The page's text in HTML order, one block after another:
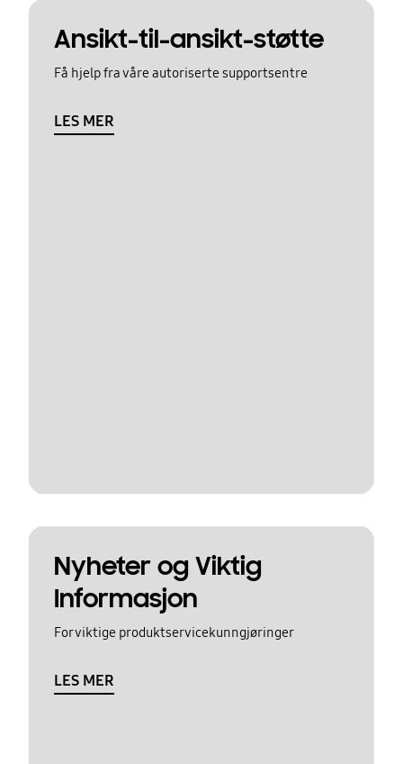
Ansikt-til-ansikt-støtte
Få hjelp fra våre autoriserte supportsentre
LES MER
Nyheter og Viktig
Informasjon
For viktige produktservicekunngjøringer
LES MER